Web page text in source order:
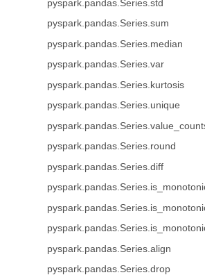
pyspark.pandas.Series.std
pyspark.pandas.Series.sum
pyspark.pandas.Series.median
pyspark.pandas.Series.var
pyspark.pandas.Series.kurtosis
pyspark.pandas.Series.unique
pyspark.pandas.Series.round
pyspark.pandas.Series.diff
pyspark.pandas.Series.align
pyspark.pandas.Series.drop